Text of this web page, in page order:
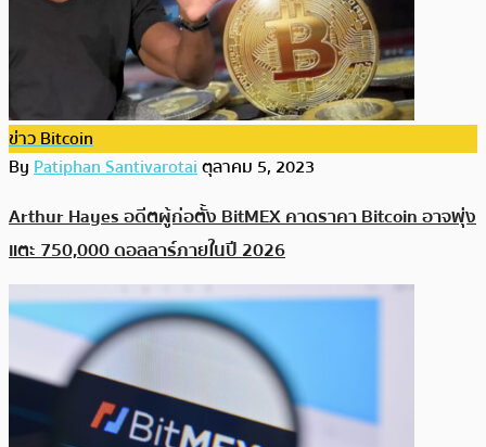
ข่าว Bitcoin
ByPatiphan Santivarotaiตุลาคม 5, 2023
Arthur Hayes อดีตผู้ก่อตั้ง BitMEX คาดราคา Bitcoin อาจพุ่ง
แตะ 750,000 ดอลลาร์ภายในปี 2026